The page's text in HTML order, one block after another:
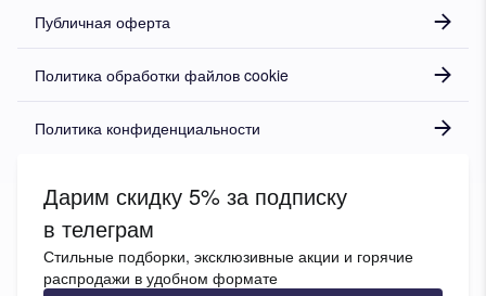
Публичная оферта
Политика обработки файлов cookie
Политика конфиденциальности
Дарим скидку 5% за подписку
в телеграм
Стильные подборки, эксклюзивные акции и горячие
распродажи в удобном формате